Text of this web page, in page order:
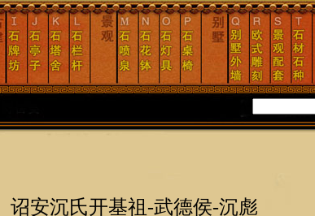
诏安沉氏开基祖-武德侯-沉彪